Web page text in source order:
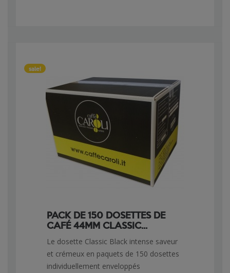
sale!
PACK DE 150 DOSETTES DE
CAFÉ 44MM CLASSIC...
Le dosette Classic Black intense saveur
et crémeux en paquets de 150 dosettes
individuellement enveloppés